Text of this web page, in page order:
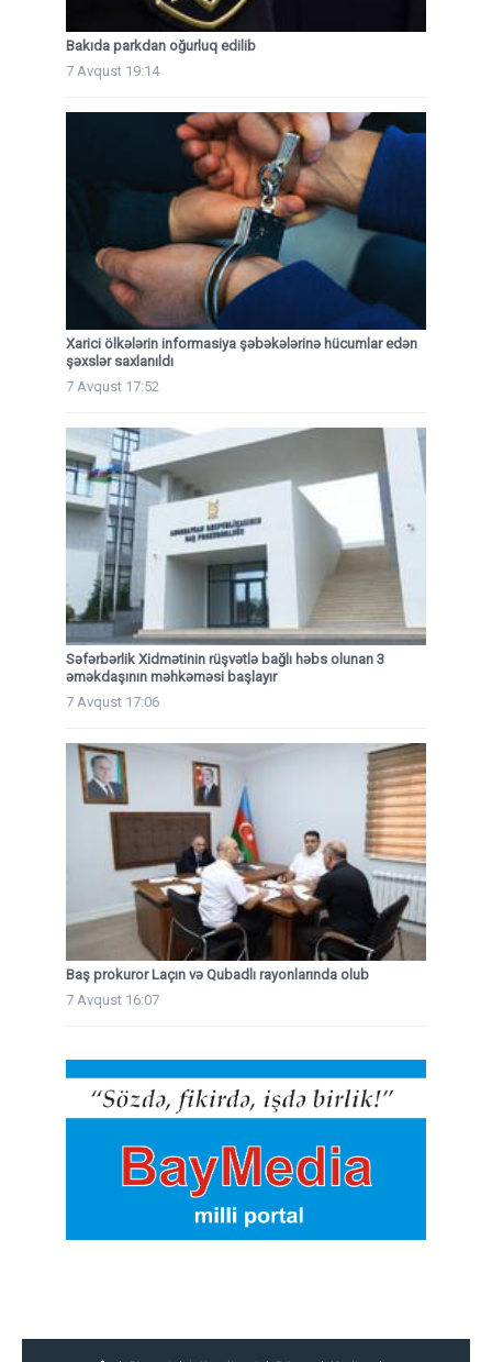
Bakıda parkdan oğurluq edilib
7 Avqust 19:14
Xarici ölkələrin informasiya şəbəkələrinə hücumlar edən
şəxslər saxlanıldı
7 Avqust 17:52
Səfərbərlik Xidmətinin rüşvətlə bağlı həbs olunan 3
əməkdaşının məhkəməsi başlayır
7 Avqust 17:06
Baş prokuror Laçın və Qubadlı rayonlarında olub
7 Avqust 16:07